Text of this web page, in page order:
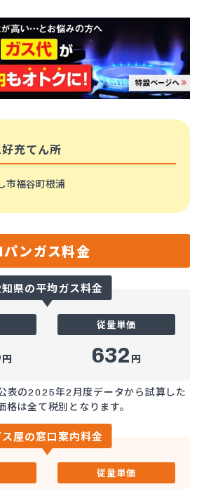
充てん所
市福谷町根浦
ンガス料金
知県の平均ガス料金
円
従量単価
632 円
表の2025年2月度データから試算した
格は全て税別となります。
ス屋の窓口案内料金
従量単価